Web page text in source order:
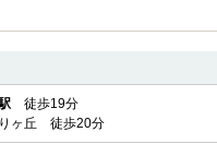
徒歩19分
ヶ丘 徒歩20分